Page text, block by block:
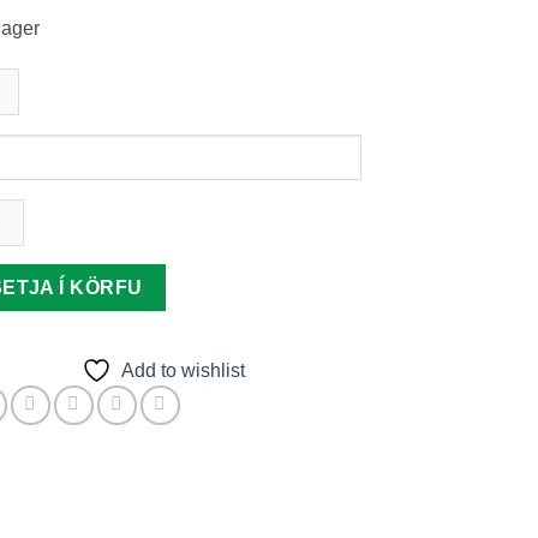
Í KÖRFU
Add to wishlist